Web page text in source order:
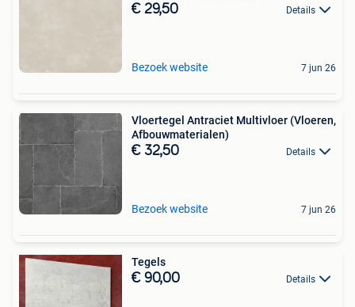
€ 29,50 Details
Bezoek website 7 jun 26
Vloertegel Antraciet Multivloer (Vloeren,
Afbouwmaterialen)
€ 32,50 Details
Bezoek website 7 jun 26
Tegels
€ 90,00 Details